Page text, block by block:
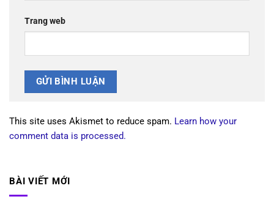
Trang web
This site uses Akismet to reduce spam. Learn how your
comment data is processed.
BÀI VIẾT MỚI